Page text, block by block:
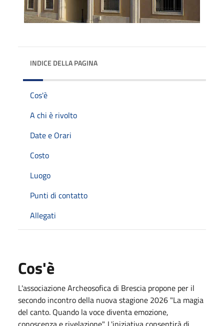
INDICE DELLA PAGINA
Cos'è
A chi è rivolto
Date e Orari
Costo
Luogo
Punti di contatto
Allegati
Cos'è
L'associazione Archeosofica di Brescia propone per il
secondo incontro della nuova stagione 2026 "La magia
del canto. Quando la voce diventa emozione,